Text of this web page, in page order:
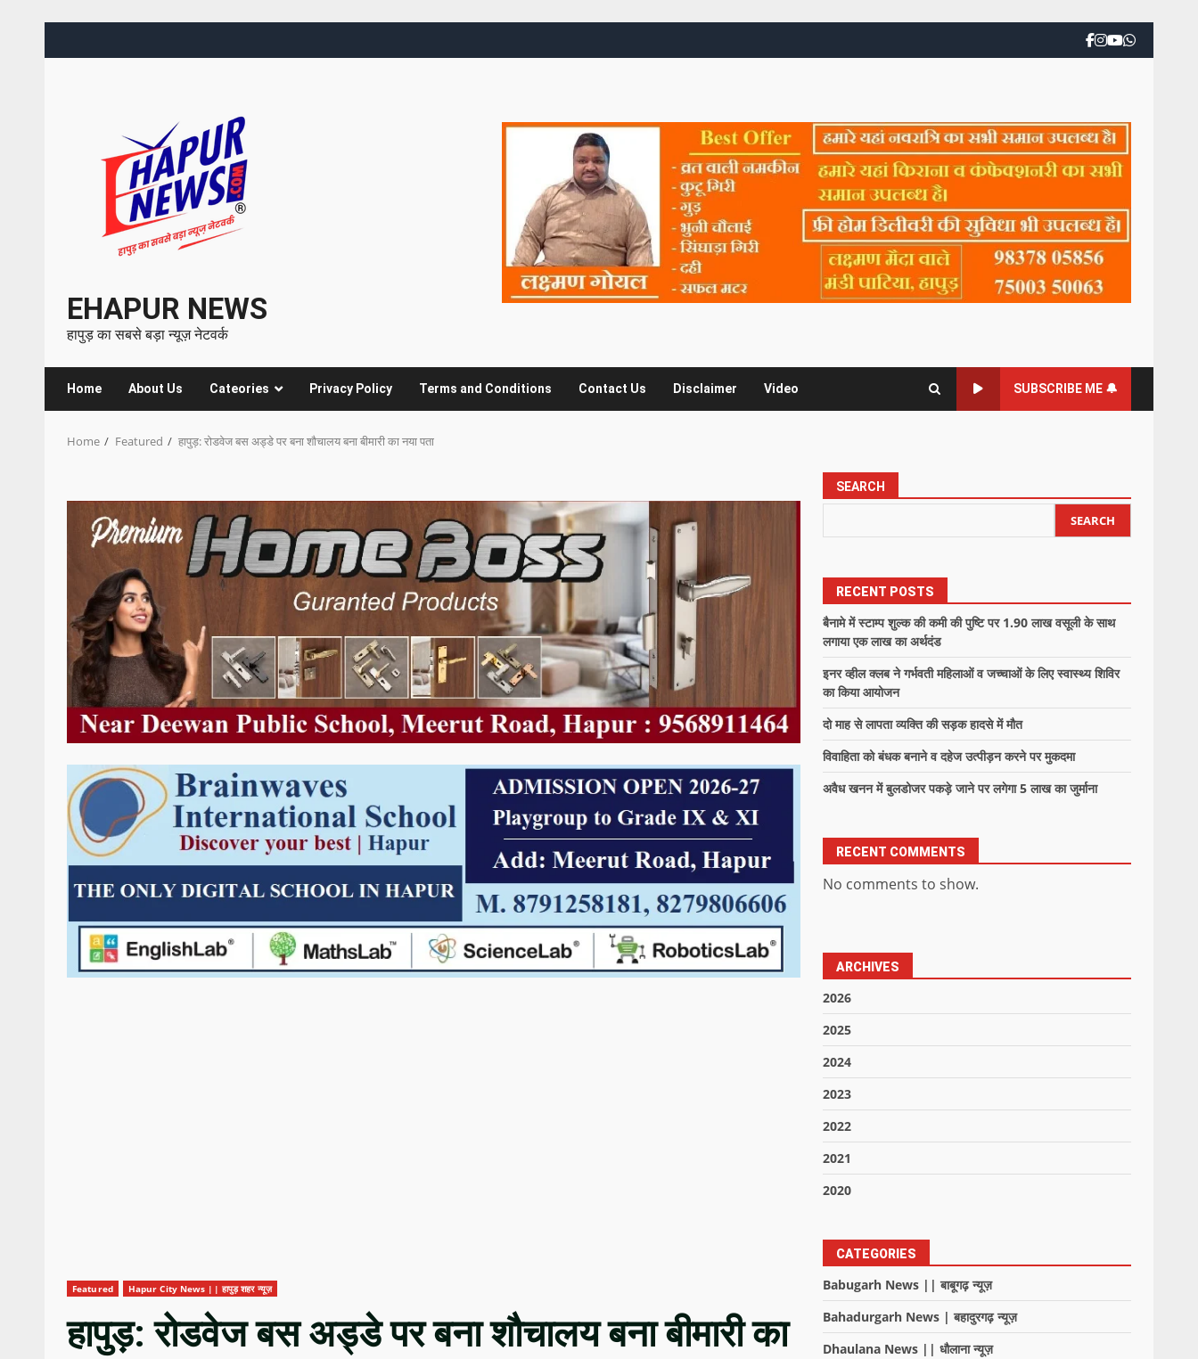
EHAPUR NEWS
हापुड़ का सबसे बड़ा न्यूज़ नेटवर्क
Home About Us Cateories Privacy Policy Terms and Conditions Contact Us Disclaimer Video SUBSCRIBE ME 🔔
Home Featured हापुड़: रोडवेज बस अड्डे पर बना शौचालय बना बीमारी का नया पता
Featured Hapur City News || हापुड़ शहर न्यूज़
हापुड़: रोडवेज बस अड्डे पर बना शौचालय बना बीमारी का
SEARCH
SEARCH
RECENT POSTS
बैनामे में स्टाम्प शुल्क की कमी की पुष्टि पर 1.90 लाख वसूली के साथ
लगाया एक लाख का अर्थदंड
इनर व्हील क्लब ने गर्भवती महिलाओं व जच्चाओं के लिए स्वास्थ्य शिविर
का किया आयोजन
दो माह से लापता व्यक्ति की सड़क हादसे में मौत
विवाहिता को बंधक बनाने व दहेज उत्पीड़न करने पर मुकदमा
अवैध खनन में बुलडोजर पकड़े जाने पर लगेगा 5 लाख का जुर्माना
RECENT COMMENTS
No comments to show.
ARCHIVES
2026
2025
2024
2023
2022
2021
2020
CATEGORIES
Babugarh News || बाबूगढ़ न्यूज़
Bahadurgarh News | बहादुरगढ़ न्यूज़
Dhaulana News || धौलाना न्यूज़